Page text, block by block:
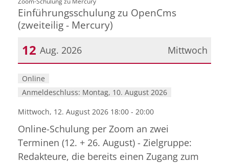
Einführungsschulung zu OpenCms
(zweiteilig - Mercury)
Mittwoch
12 Aug. 2026
Datum: 12. August 2026
Online
Anmeldeschluss: Montag, 10. August 2026
Mittwoch, 12. August 2026 18:00 - 20:00
Online-Schulung per Zoom an zwei
Terminen (12. + 26. August) - Zielgruppe:
Redakteure, die bereits einen Zugang zum